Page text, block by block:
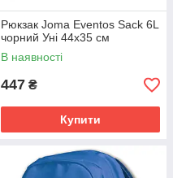
Рюкзак Joma Eventos Sack 6L
чорний Уні 44х35 см
В наявності
447 ₴
Купити